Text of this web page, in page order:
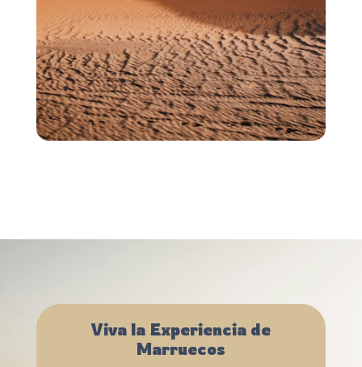
Viva la Experiencia de
Marruecos